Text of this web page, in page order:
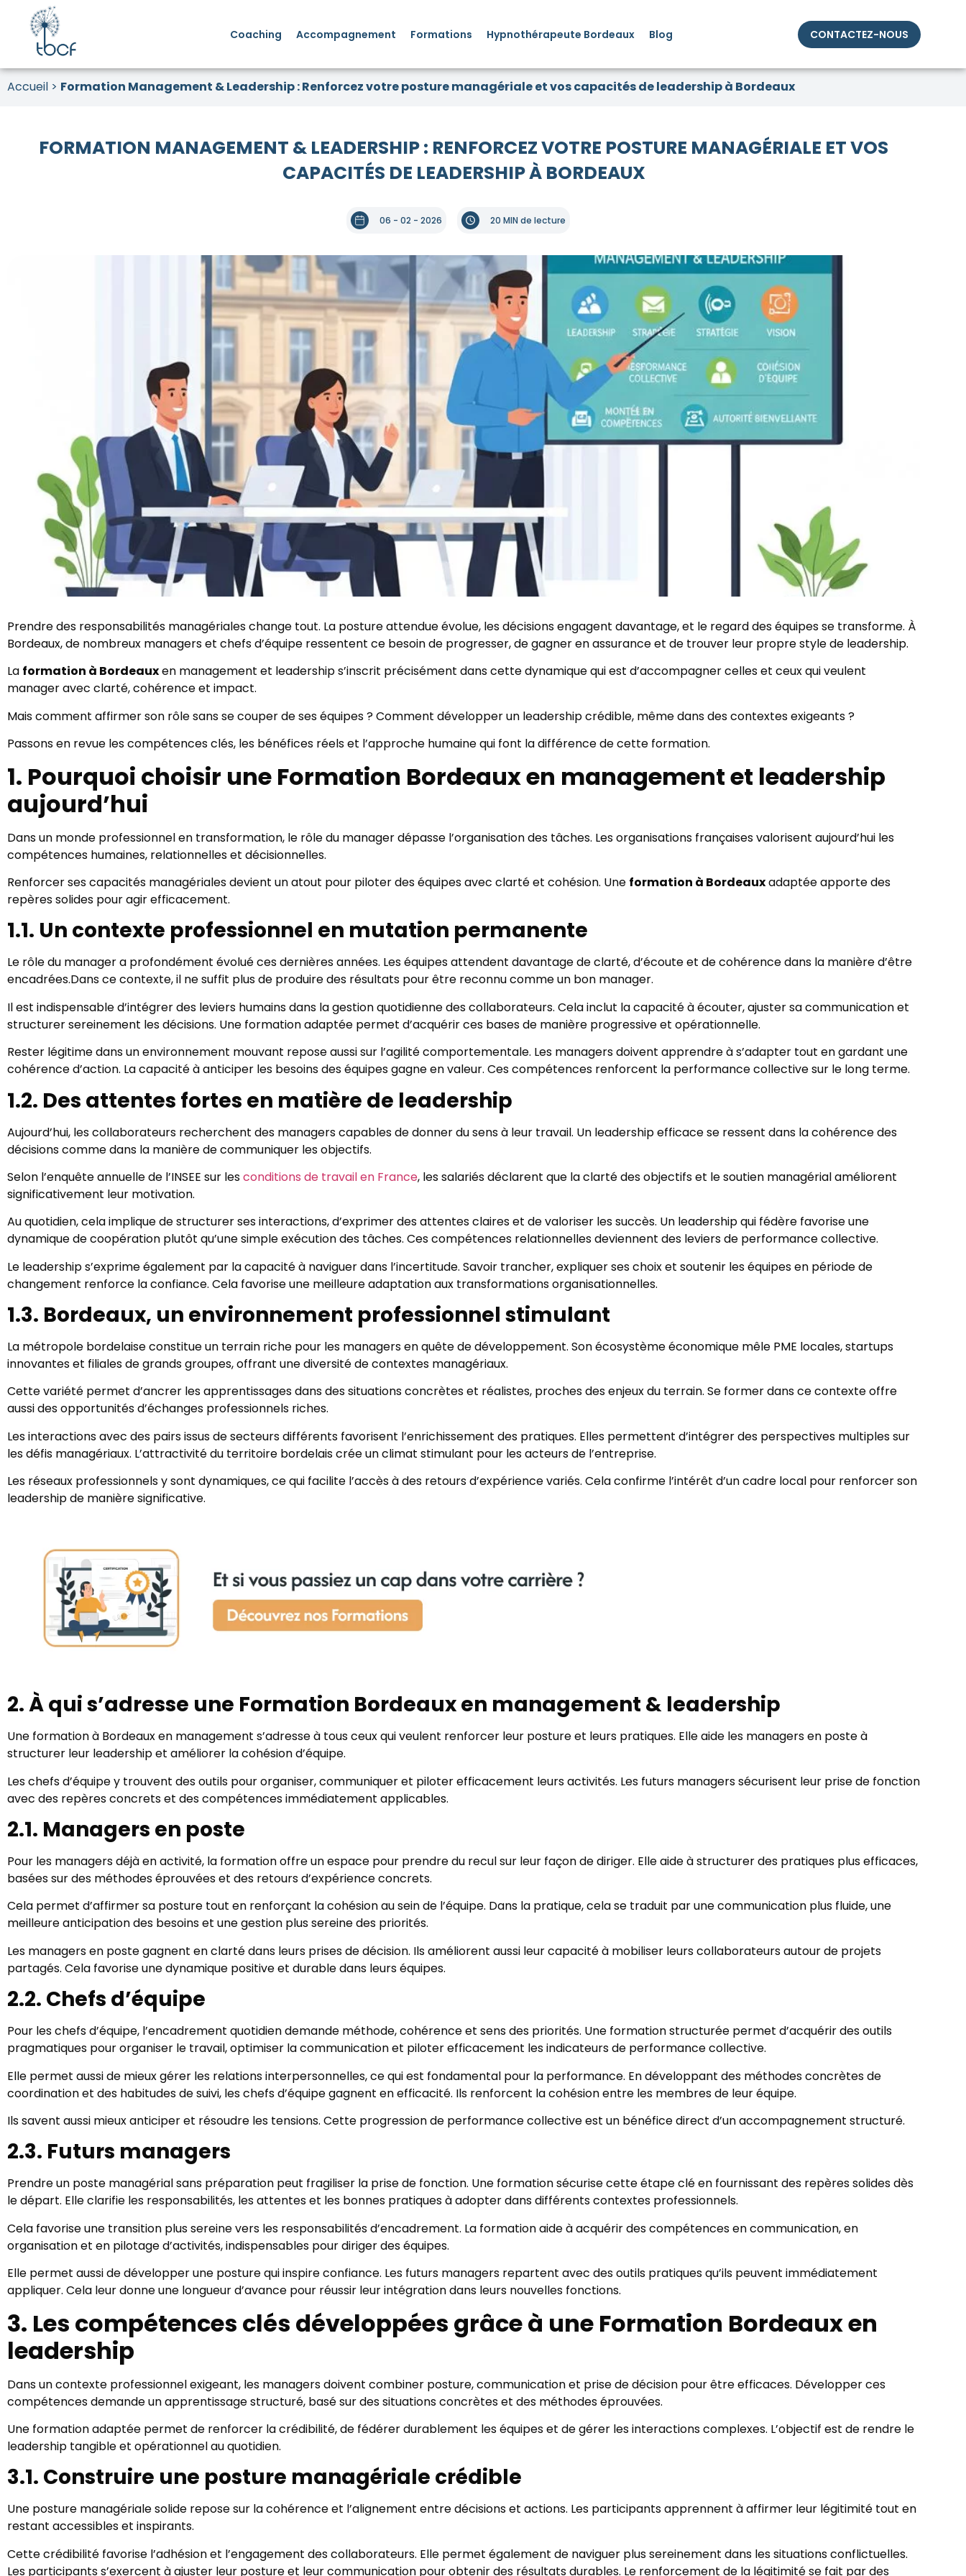
Coaching Accompagnement Formations Hypnothérapeute Bordeaux Blog CONTACTEZ-NOUS
Accueil > Formation Management & Leadership : Renforcez votre posture managériale et vos capacités de leadership à Bordeaux
FORMATION MANAGEMENT & LEADERSHIP : RENFORCEZ VOTRE POSTURE MANAGÉRIALE ET VOS
CAPACITÉS DE LEADERSHIP À BORDEAUX
06 - 02 - 2026 20 MIN de lecture
Prendre des responsabilités managériales change tout. La posture attendue évolue, les décisions engagent davantage, et le regard des équipes se transforme. À
Bordeaux, de nombreux managers et chefs d’équipe ressentent ce besoin de progresser, de gagner en assurance et de trouver leur propre style de leadership.
La formation à Bordeauxen management et leadership s’inscrit précisément dans cette dynamique qui est d’accompagner celles et ceux qui veulent
manager avec clarté, cohérence et impact.
Mais comment affirmer son rôle sans se couper de ses équipes ? Comment développer un leadership crédible, même dans des contextes exigeants ?
Passons en revue les compétences clés, les bénéfices réels et l’approche humaine qui font la différence de cette formation.
1. Pourquoi choisir une Formation Bordeaux en management et leadership
aujourd’hui
Dans un monde professionnel en transformation, le rôle du manager dépasse l’organisation des tâches. Les organisations françaises valorisent aujourd’hui les
compétences humaines, relationnelles et décisionnelles.
Renforcer ses capacités managériales devient un atout pour piloter des équipes avec clarté et cohésion. Une formation à Bordeauxadaptée apporte des
repères solides pour agir efficacement.
1.1. Un contexte professionnel en mutation permanente
Le rôle du manager a profondément évolué ces dernières années. Les équipes attendent davantage de clarté, d’écoute et de cohérence dans la manière d’être
encadrées.Dans ce contexte, il ne suffit plus de produire des résultats pour être reconnu comme un bon manager.
Il est indispensable d’intégrer des leviers humains dans la gestion quotidienne des collaborateurs. Cela inclut la capacité à écouter, ajuster sa communication et
structurer sereinement les décisions. Une formation adaptée permet d’acquérir ces bases de manière progressive et opérationnelle.
Rester légitime dans un environnement mouvant repose aussi sur l’agilité comportementale. Les managers doivent apprendre à s’adapter tout en gardant une
cohérence d’action. La capacité à anticiper les besoins des équipes gagne en valeur. Ces compétences renforcent la performance collective sur le long terme.
1.2. Des attentes fortes en matière de leadership
Aujourd’hui, les collaborateurs recherchent des managers capables de donner du sens à leur travail. Un leadership efficace se ressent dans la cohérence des
décisions comme dans la manière de communiquer les objectifs.
Selon l’enquête annuelle de l’INSEE sur lesconditions de travail en France, les salariés déclarent que la clarté des objectifs et le soutien managérial améliorent
significativement leur motivation.
Au quotidien, cela implique de structurer ses interactions, d’exprimer des attentes claires et de valoriser les succès. Un leadership qui fédère favorise une
dynamique de coopération plutôt qu’une simple exécution des tâches. Ces compétences relationnelles deviennent des leviers de performance collective.
Le leadership s’exprime également par la capacité à naviguer dans l’incertitude. Savoir trancher, expliquer ses choix et soutenir les équipes en période de
changement renforce la confiance. Cela favorise une meilleure adaptation aux transformations organisationnelles.
1.3. Bordeaux, un environnement professionnel stimulant
La métropole bordelaise constitue un terrain riche pour les managers en quête de développement. Son écosystème économique mêle PME locales, startups
innovantes et filiales de grands groupes, offrant une diversité de contextes managériaux.
Cette variété permet d’ancrer les apprentissages dans des situations concrètes et réalistes, proches des enjeux du terrain. Se former dans ce contexte offre
aussi des opportunités d’échanges professionnels riches.
Les interactions avec des pairs issus de secteurs différents favorisent l’enrichissement des pratiques. Elles permettent d’intégrer des perspectives multiples sur
les défis managériaux. L’attractivité du territoire bordelais crée un climat stimulant pour les acteurs de l’entreprise.
Les réseaux professionnels y sont dynamiques, ce qui facilite l’accès à des retours d’expérience variés. Cela confirme l’intérêt d’un cadre local pour renforcer son
leadership de manière significative.
2. À qui s’adresse une Formation Bordeaux en management & leadership
Une formation à Bordeaux en management s’adresse à tous ceux qui veulent renforcer leur posture et leurs pratiques. Elle aide les managers en poste à
structurer leur leadership et améliorer la cohésion d’équipe.
Les chefs d’équipe y trouvent des outils pour organiser, communiquer et piloter efficacement leurs activités. Les futurs managers sécurisent leur prise de fonction
avec des repères concrets et des compétences immédiatement applicables.
2.1. Managers en poste
Pour les managers déjà en activité, la formation offre un espace pour prendre du recul sur leur façon de diriger. Elle aide à structurer des pratiques plus efficaces,
basées sur des méthodes éprouvées et des retours d’expérience concrets.
Cela permet d’affirmer sa posture tout en renforçant la cohésion au sein de l’équipe. Dans la pratique, cela se traduit par une communication plus fluide, une
meilleure anticipation des besoins et une gestion plus sereine des priorités.
Les managers en poste gagnent en clarté dans leurs prises de décision. Ils améliorent aussi leur capacité à mobiliser leurs collaborateurs autour de projets
partagés. Cela favorise une dynamique positive et durable dans leurs équipes.
2.2. Chefs d’équipe
Pour les chefs d’équipe, l’encadrement quotidien demande méthode, cohérence et sens des priorités. Une formation structurée permet d’acquérir des outils
pragmatiques pour organiser le travail, optimiser la communication et piloter efficacement les indicateurs de performance collective.
Elle permet aussi de mieux gérer les relations interpersonnelles, ce qui est fondamental pour la performance. En développant des méthodes concrètes de
coordination et des habitudes de suivi, les chefs d’équipe gagnent en efficacité. Ils renforcent la cohésion entre les membres de leur équipe.
Ils savent aussi mieux anticiper et résoudre les tensions. Cette progression de performance collective est un bénéfice direct d’un accompagnement structuré.
2.3. Futurs managers
Prendre un poste managérial sans préparation peut fragiliser la prise de fonction. Une formation sécurise cette étape clé en fournissant des repères solides dès
le départ. Elle clarifie les responsabilités, les attentes et les bonnes pratiques à adopter dans différents contextes professionnels.
Cela favorise une transition plus sereine vers les responsabilités d’encadrement. La formation aide à acquérir des compétences en communication, en
organisation et en pilotage d’activités, indispensables pour diriger des équipes.
Elle permet aussi de développer une posture qui inspire confiance. Les futurs managers repartent avec des outils pratiques qu’ils peuvent immédiatement
appliquer. Cela leur donne une longueur d’avance pour réussir leur intégration dans leurs nouvelles fonctions.
3. Les compétences clés développées grâce à une Formation Bordeaux en
leadership
Dans un contexte professionnel exigeant, les managers doivent combiner posture, communication et prise de décision pour être efficaces. Développer ces
compétences demande un apprentissage structuré, basé sur des situations concrètes et des méthodes éprouvées.
Une formation adaptée permet de renforcer la crédibilité, de fédérer durablement les équipes et de gérer les interactions complexes. L’objectif est de rendre le
leadership tangible et opérationnel au quotidien.
3.1. Construire une posture managériale crédible
Une posture managériale solide repose sur la cohérence et l’alignement entre décisions et actions. Les participants apprennent à affirmer leur légitimité tout en
restant accessibles et inspirants.
Cette crédibilité favorise l’adhésion et l’engagement des collaborateurs. Elle permet également de naviguer plus sereinement dans les situations conflictuelles.
Les participants s’exercent à ajuster leur posture et leur communication pour obtenir des résultats durables. Le renforcement de la légitimité se fait par des